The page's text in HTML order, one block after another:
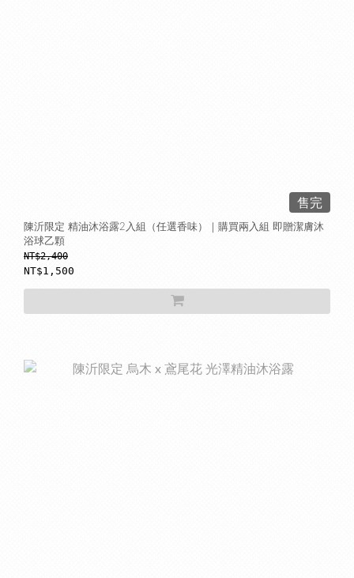
售完
陳沂限定 精油沐浴露2入組（任選香味）｜購買兩入組 即贈潔膚沐
浴球乙顆
NT$2,400
NT$1,500